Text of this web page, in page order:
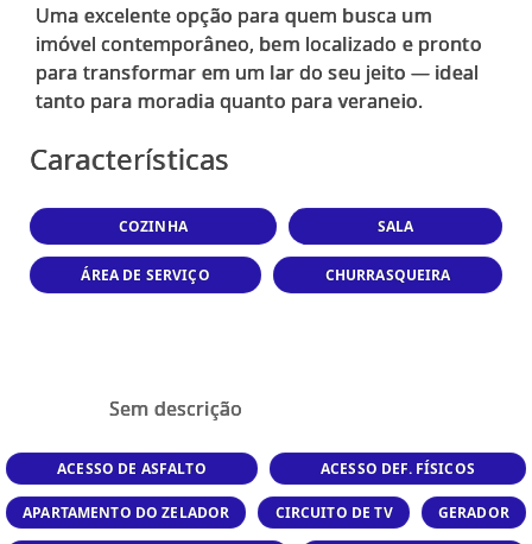
Uma excelente opção para quem busca um
imóvel contemporâneo, bem localizado e pronto
para transformar em um lar do seu jeito — ideal
Características
COZINHA SALA
ÁREA DE SERVIÇO CHURRASQUEIRA
Sem descrição
ACESSO DE ASFALTO ACESSO DEF. FÍSICOS
APARTAMENTO DO ZELADOR CIRCUITO DE TV GERADOR